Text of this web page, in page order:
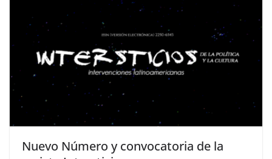
Nuevo Número y convocatoria de la